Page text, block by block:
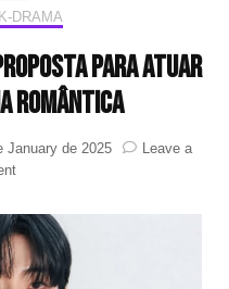
K-DRAMA
para atuar
romântica
January de 2025
Leave a
on
In
Youp
estuda
proposta